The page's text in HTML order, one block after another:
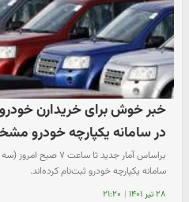
خبر خوش برای خریدارن
در سامانه یکپارچه خودرو
سامانه یکپارچه خودرو ثبت‌نام کرده‌اند.
۲۸ تیر ۱۴۰۱ | ۲۱:۲۰